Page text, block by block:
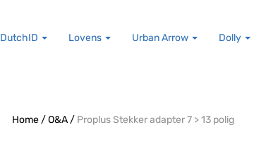
DutchID Lovens Urban Arrow Dolly
Home/O&A/ Proplus Stekker adapter 7 > 13 polig